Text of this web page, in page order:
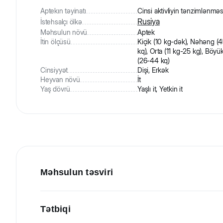
Aptekın təyinatı
Cinsi aktivliyin
İstehsalçı ölkə
Rusiya
Məhsulun növü
Aptek
İtin ölçüsü
Kiçik (10 kg-dək), Nəhəng
kq), Orta (11 kg-25 kg),
(26-44 kq)
Cinsiyyət
Dişi, Erkək
Heyvan növü
İt
Yaş dövrü
Yaşlı it, Yetkin it
Məhsulun təsviri
SeksKontrol İtlərdə cinsi aktivliyin tənzimlənməsi üçün
Tətbiqi